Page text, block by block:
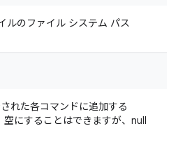
ルのファイル システム パス
れた各コマンドに追加する
空にすることはできますが、null